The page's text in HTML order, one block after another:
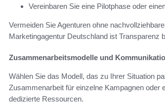
Vereinbaren Sie eine Pilotphase oder
Vermeiden Sie Agenturen ohne
Marketingagentur Deutschland ist Transparenz
Zusammenarbeitsmodelle und
Wählen Sie das Modell, das zu Ihrer Situation
Zusammenarbeit für einzelne Kampagnen
dedizierte Ressourcen.